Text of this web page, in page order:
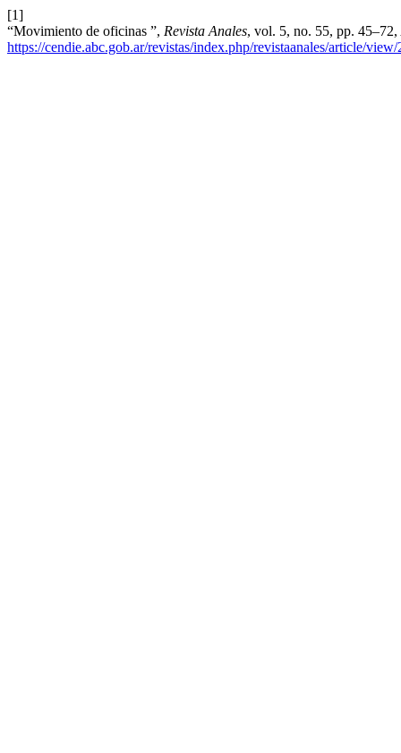
[1]
“Movimiento de oficinas ”, Revista Anales, vol. 5, no. 55, pp.
https://cendie.abc.gob.ar/revistas/index.php/revistaanales/article/view/